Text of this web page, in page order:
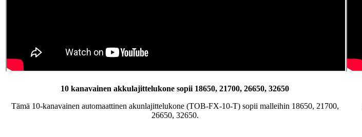
10 kanavainen akkulajittelukone sopii 18650, 21700, 26650, 32650
Tämä 10-kanavainen automaattinen akunlajittelukone (TOB-FX-10-T) sopii malleihin 18650, 21700,
26650, 32650.